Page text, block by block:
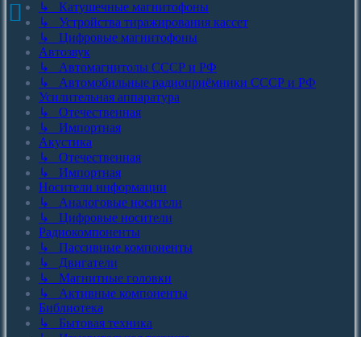
↳ Катушечные магнитофоны
↳ Устройства тиражирования кассет
↳ Цифровые магнитофоны
Автозвук
↳ Автомагнитолы СССР и РФ
↳ Автомобильные радиоприёмники СССР и РФ
Усилительная аппаратура
↳ Отечественная
↳ Импортная
Акустика
↳ Отечественная
↳ Импортная
Носители информации
↳ Аналоговые носители
↳ Цифровые носители
Радиокомпоненты
↳ Пассивные компоненты
↳ Двигатели
↳ Магнитные головки
↳ Активные компоненты
Библиотека
↳ Бытовая техника